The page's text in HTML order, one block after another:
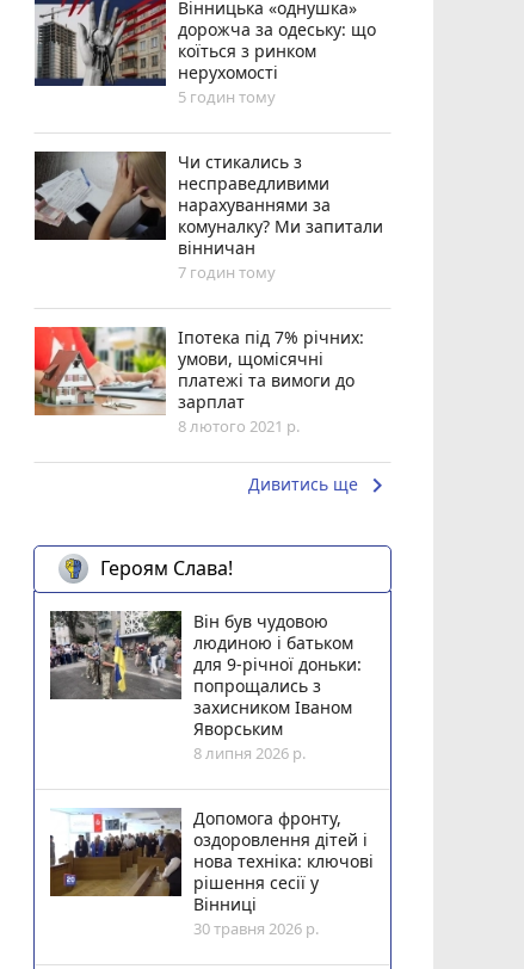
Вінницька «однушка»
дорожча за одеську: що
коїться з ринком
нерухомості
5 годин тому
Чи стикались з
несправедливими
нарахуваннями за
комуналку? Ми запитали
вінничан
7 годин тому
Іпотека під 7% річних:
умови, щомісячні
платежі та вимоги до
зарплат
8 лютого 2021 р.
Дивитись ще keyboard_arrow_right
Героям Слава!
Він був чудовою
людиною і батьком
для 9-річної доньки:
попрощались з
захисником Іваном
Яворським
8 липня 2026 р.
Допомога фронту,
оздоровлення дітей і
нова техніка: ключові
рішення сесії у
Вінниці
30 травня 2026 р.